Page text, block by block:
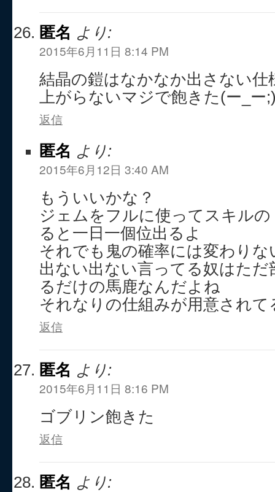
匿名 より:
2015年6月11日 8:14 PM
結晶の鎧はなかなか出さない仕
上がらないマジで飽きた(ー_ー
返信
匿名 より:
2015年6月12日 3:40 AM
もういいかな？
ジェムをフルに使ってスキル
ると一日一個位出るよ
それでも鬼の確率には変わりな
出ない出ない言ってる奴はただ
るだけの馬鹿なんだよね
それなりの仕組みが用意されて
返信
匿名 より:
2015年6月11日 8:16 PM
ゴブリン飽きた
返信
匿名 より: